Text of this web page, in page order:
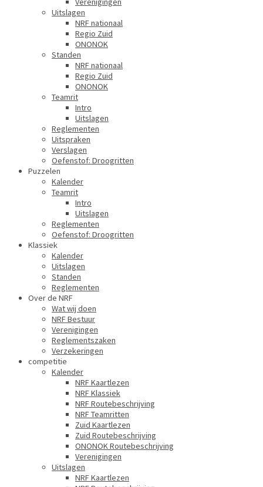
Uitslagen
NRF nationaal
Regio Zuid
ONONOK
Standen
NRF nationaal
Regio Zuid
ONONOK
Teamrit
Intro
Uitslagen
Reglementen
Uitspraken
Verslagen
Oefenstof: Droogritten
Puzzelen
Kalender
Teamrit
Intro
Uitslagen
Reglementen
Oefenstof: Droogritten
Klassiek
Kalender
Uitslagen
Standen
Reglementen
Over de NRF
Wat wij doen
NRF Bestuur
Verenigingen
Reglementszaken
Verzekeringen
competitie
Kalender
NRF Kaartlezen
NRF Klassiek
NRF Routebeschrijving
NRF Teamritten
Zuid Kaartlezen
Zuid Routebeschrijving
ONONOK Routebeschrijving
Verenigingen
Uitslagen
NRF Kaartlezen